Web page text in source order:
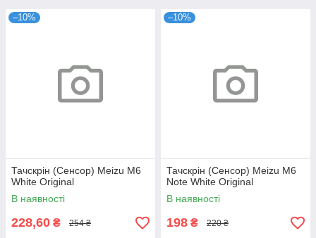
–10%
Тачскрін (Сенсор) Meizu M6
White Original
В наявності
228,60 ₴ 254 ₴
–10%
Тачскрін (Сенсор) Meizu M6
Note White Original
В наявності
198 ₴ 220 ₴